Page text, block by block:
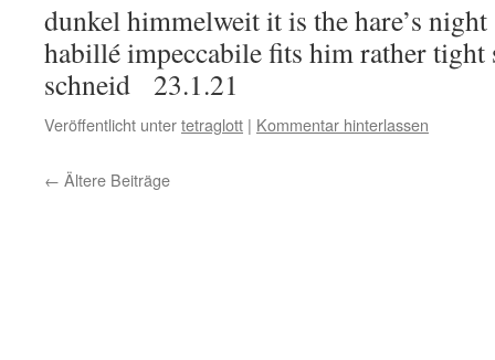
dunkel himmelweit it is the hare’s
habillé impeccabile fits him rather tight
schneid 23.1.21
Veröffentlicht untertetraglott | Kommentar hinterlassen
← Ältere Beiträge